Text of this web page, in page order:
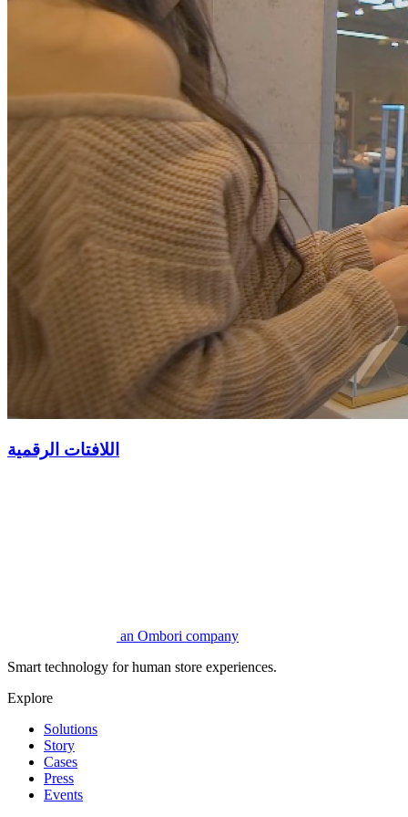
اللافتات الرقمية
an Ombori company
Smart technology for human store experiences.
Explore
Solutions
Story
Cases
Press
Events